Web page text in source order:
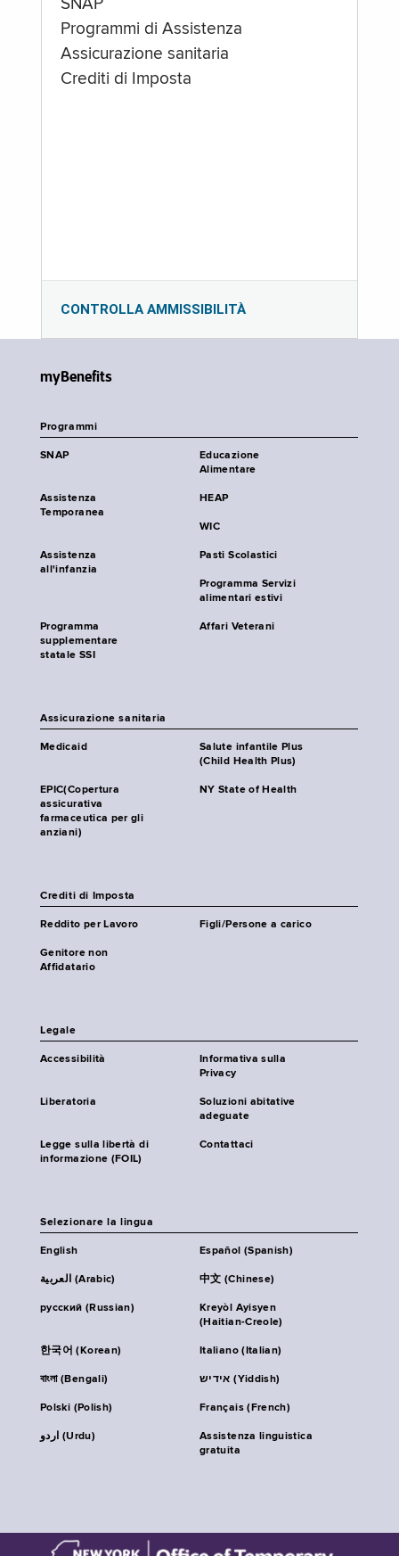
SNAP
Programmi di Assistenza
Assicurazione sanitaria
Crediti di Imposta
CONTROLLA AMMISSIBILITÀ
myBenefits
Programmi
SNAP
Educazione
Alimentare
Assistenza
Temporanea
HEAP
WIC
Assistenza
all'infanzia
Pasti Scolastici
Programma Servizi
alimentari estivi
Programma
supplementare
statale SSI
Affari Veterani
Assicurazione sanitaria
Medicaid
Salute infantile Plus
(Child Health Plus)
EPIC(Copertura
assicurativa
farmaceutica per gli
anziani)
NY State of Health
Crediti di Imposta
Reddito per Lavoro Figli/Persone a carico
Genitore non
Affidatario
Legale
Accessibilità
Informativa sulla
Privacy
Liberatoria
Soluzioni abitative
adeguate
Legge sulla libertà di
informazione (FOIL)
Contattaci
Selezionare la lingua
English Español (Spanish)
العربية (Arabic) 中文 (Chinese)
русский (Russian)
Kreyòl Ayisyen
(Haitian-Creole)
한국어 (Korean) Italiano (Italian)
বাংলা (Bengali) אידיש (Yiddish)
Polski (Polish) Français (French)
اردو (Urdu)
Assistenza linguistica
gratuita